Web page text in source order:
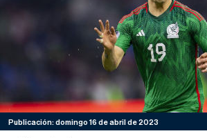
Publicación: domingo 16 de abril de 2023